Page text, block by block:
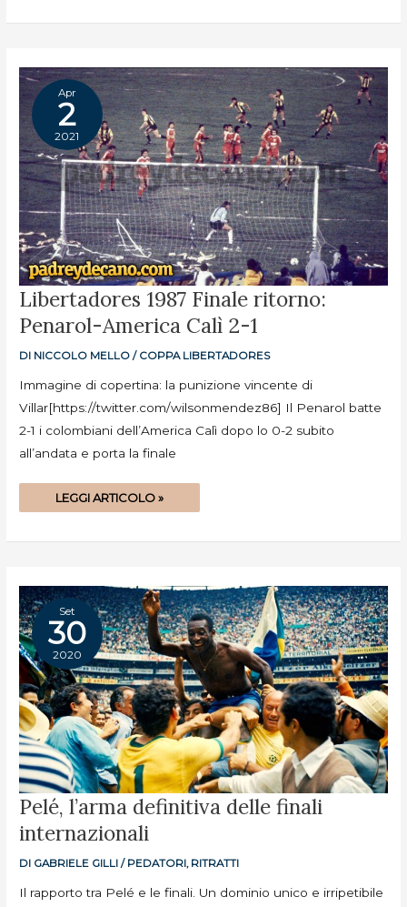
Apr
2
2021
Libertadores 1987 Finale ritorno:
Penarol-America Calì 2-1
DI NICCOLO MELLO/ COPPA LIBERTADORES
Immagine di copertina: la punizione vincente di
Villar[https://twitter.com/wilsonmendez86] Il Penarol batte
2-1 i colombiani dell’America Calì dopo lo 0-2 subito
all’andata e porta la finale
LIBERTADORES
1987
RITORNO:
PENAROL-
CALÌ
LEGGI ARTICOLO »
Set
30
2020
Pelé, l’arma definitiva delle finali
internazionali
DI GABRIELE GILLI/ PEDATORI, RITRATTI
Il rapporto tra Pelé e le finali. Un dominio unico e irripetibile
PELÉ,
L’ARMA
DEFINITIVA
DELLE
FINALI